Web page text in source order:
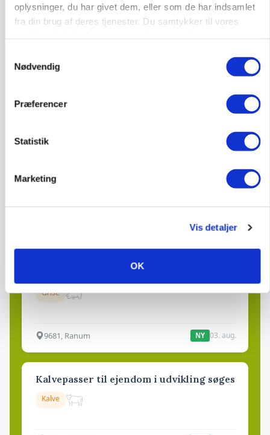
oplysninger, du har givet dem, eller som de har indsamlet
fra din brug af deres tjenester. Du samtykker til vores
Nødvendig
Præferencer
Statistik
Marketing
Vis detaljer
OK
Maskinstation
NY 03. aug.
Medarbejdere til griseproduktion
Grise
9681, Ranum NY 03. aug.
Kalvepasser til ejendom i udvikling søges
Kalve